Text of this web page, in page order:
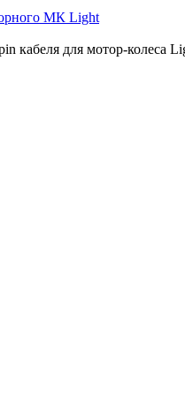
кабеля для мотор-колеса